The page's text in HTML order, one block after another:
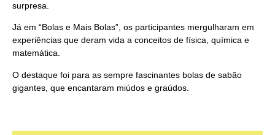
surpresa.
Já em “Bolas e Mais Bolas”, os participantes mergulharam em
experiências que deram vida a conceitos de física, química e
matemática.
O destaque foi para as sempre fascinantes bolas de sabão
gigantes, que encantaram miúdos e graúdos.